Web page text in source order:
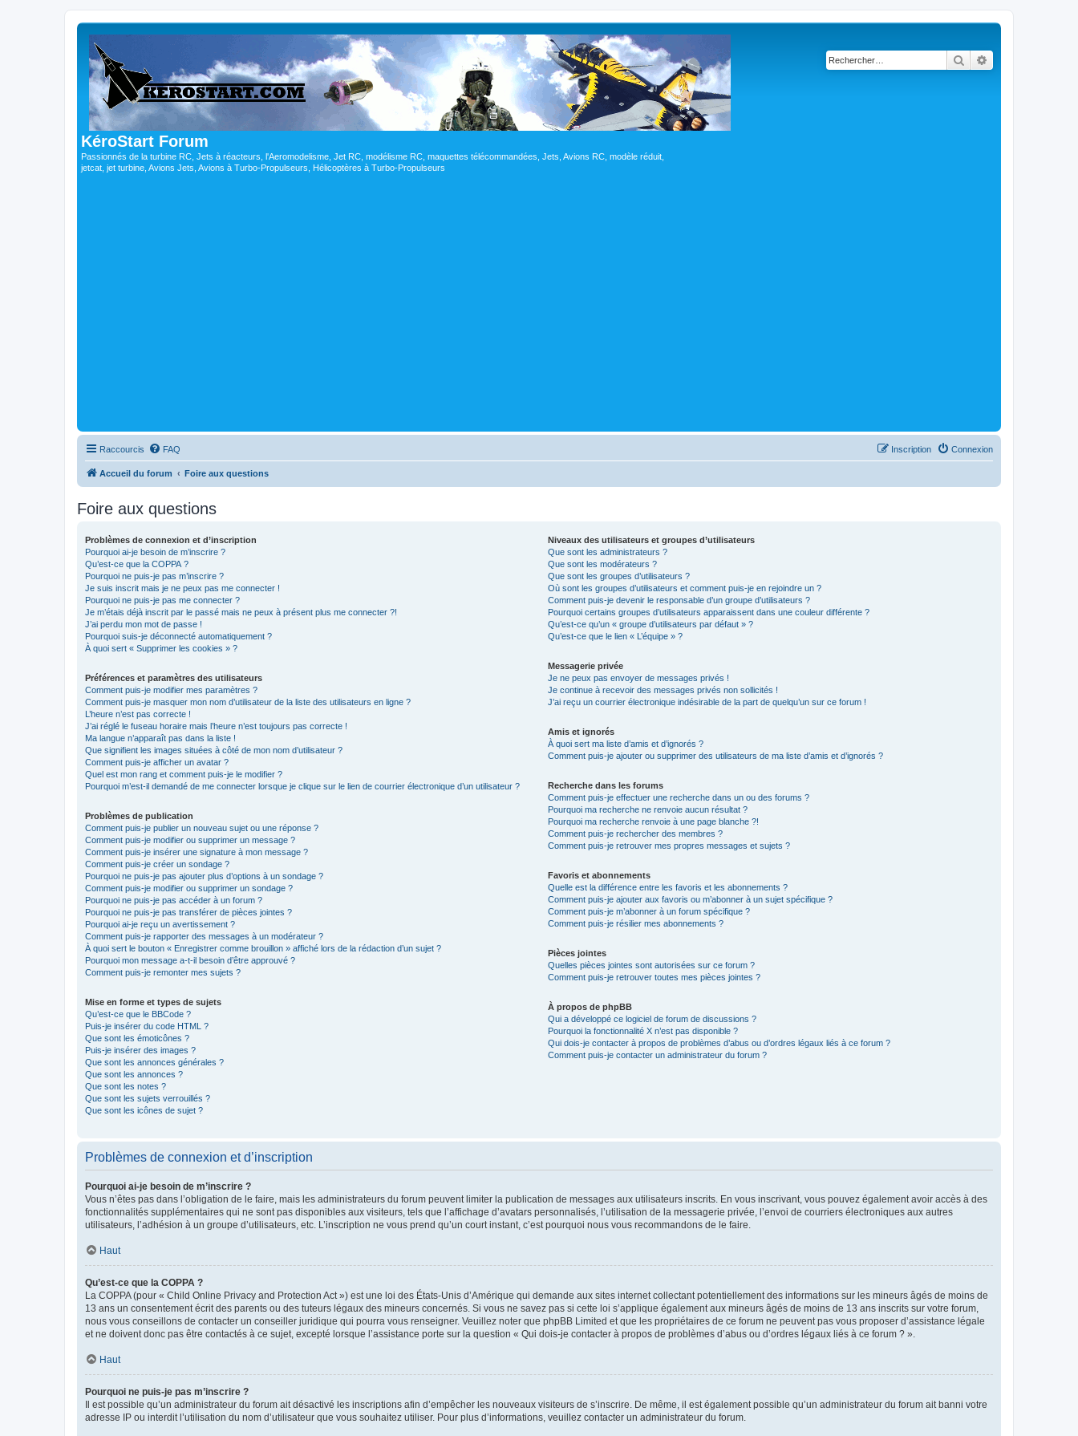
KéroStart Forum
Passionnés de la turbine RC, Jets à réacteurs, l'Aeromodelisme, Jet RC, modélisme RC, maquettes télécommandées, Jets, Avions RC, modèle réduit,
jetcat, jet turbine, Avions Jets, Avions à Turbo-Propulseurs, Hélicoptères à Turbo-Propulseurs
Rechercher
Raccourcis FAQ Connexion
Inscription
Accueil du forum Foire aux questions
Foire aux questions
Problèmes de connexion et d’inscription
Pourquoi ai-je besoin de m’inscrire ?
Qu’est-ce que la COPPA ?
Pourquoi ne puis-je pas m’inscrire ?
Je suis inscrit mais je ne peux pas me connecter !
Pourquoi ne puis-je pas me connecter ?
Je m’étais déjà inscrit par le passé mais ne peux à présent plus me connecter ?!
J’ai perdu mon mot de passe !
Pourquoi suis-je déconnecté automatiquement ?
À quoi sert « Supprimer les cookies » ?
Préférences et paramètres des utilisateurs
Comment puis-je modifier mes paramètres ?
Comment puis-je masquer mon nom d’utilisateur de la liste des utilisateurs en ligne ?
L’heure n’est pas correcte !
J’ai réglé le fuseau horaire mais l’heure n’est toujours pas correcte !
Ma langue n’apparaît pas dans la liste !
Que signifient les images situées à côté de mon nom d’utilisateur ?
Comment puis-je afficher un avatar ?
Quel est mon rang et comment puis-je le modifier ?
Pourquoi m’est-il demandé de me connecter lorsque je clique sur le lien de courrier électronique d’un utilisateur ?
Problèmes de publication
Comment puis-je publier un nouveau sujet ou une réponse ?
Comment puis-je modifier ou supprimer un message ?
Comment puis-je insérer une signature à mon message ?
Comment puis-je créer un sondage ?
Pourquoi ne puis-je pas ajouter plus d’options à un sondage ?
Comment puis-je modifier ou supprimer un sondage ?
Pourquoi ne puis-je pas accéder à un forum ?
Pourquoi ne puis-je pas transférer de pièces jointes ?
Pourquoi ai-je reçu un avertissement ?
Comment puis-je rapporter des messages à un modérateur ?
À quoi sert le bouton « Enregistrer comme brouillon » affiché lors de la rédaction d’un sujet ?
Pourquoi mon message a-t-il besoin d’être approuvé ?
Comment puis-je remonter mes sujets ?
Mise en forme et types de sujets
Qu’est-ce que le BBCode ?
Puis-je insérer du code HTML ?
Que sont les émoticônes ?
Puis-je insérer des images ?
Que sont les annonces générales ?
Que sont les annonces ?
Que sont les notes ?
Que sont les sujets verrouillés ?
Que sont les icônes de sujet ?
Niveaux des utilisateurs et groupes d’utilisateurs
Que sont les administrateurs ?
Que sont les modérateurs ?
Que sont les groupes d’utilisateurs ?
Où sont les groupes d’utilisateurs et comment puis-je en rejoindre un ?
Comment puis-je devenir le responsable d’un groupe d’utilisateurs ?
Pourquoi certains groupes d’utilisateurs apparaissent dans une couleur différente ?
Qu’est-ce qu’un « groupe d’utilisateurs par défaut » ?
Qu’est-ce que le lien « L’équipe » ?
Messagerie privée
Je ne peux pas envoyer de messages privés !
Je continue à recevoir des messages privés non sollicités !
J’ai reçu un courrier électronique indésirable de la part de quelqu’un sur ce forum !
Amis et ignorés
À quoi sert ma liste d’amis et d’ignorés ?
Comment puis-je ajouter ou supprimer des utilisateurs de ma liste d’amis et d’ignorés ?
Recherche dans les forums
Comment puis-je effectuer une recherche dans un ou des forums ?
Pourquoi ma recherche ne renvoie aucun résultat ?
Pourquoi ma recherche renvoie à une page blanche ?!
Comment puis-je rechercher des membres ?
Comment puis-je retrouver mes propres messages et sujets ?
Favoris et abonnements
Quelle est la différence entre les favoris et les abonnements ?
Comment puis-je ajouter aux favoris ou m’abonner à un sujet spécifique ?
Comment puis-je m’abonner à un forum spécifique ?
Comment puis-je résilier mes abonnements ?
Pièces jointes
Quelles pièces jointes sont autorisées sur ce forum ?
Comment puis-je retrouver toutes mes pièces jointes ?
À propos de phpBB
Qui a développé ce logiciel de forum de discussions ?
Pourquoi la fonctionnalité X n’est pas disponible ?
Qui dois-je contacter à propos de problèmes d’abus ou d’ordres légaux liés à ce forum ?
Comment puis-je contacter un administrateur du forum ?
Problèmes de connexion et d’inscription
Pourquoi ai-je besoin de m’inscrire ?
Vous n’êtes pas dans l’obligation de le faire, mais les administrateurs du forum peuvent limiter la publication de messages aux utilisateurs inscrits. En vous inscrivant, vous pouvez également avoir accès à des
fonctionnalités supplémentaires qui ne sont pas disponibles aux visiteurs, tels que l’affichage d’avatars personnalisés, l’utilisation de la messagerie privée, l’envoi de courriers électroniques aux autres
utilisateurs, l’adhésion à un groupe d’utilisateurs, etc. L’inscription ne vous prend qu’un court instant, c’est pourquoi nous vous recommandons de le faire.
Haut
Qu’est-ce que la COPPA ?
La COPPA (pour « Child Online Privacy and Protection Act ») est une loi des États-Unis d’Amérique qui demande aux sites internet collectant potentiellement des informations sur les mineurs âgés de moins de
13 ans un consentement écrit des parents ou des tuteurs légaux des mineurs concernés. Si vous ne savez pas si cette loi s’applique également aux mineurs âgés de moins de 13 ans inscrits sur votre forum,
nous vous conseillons de contacter un conseiller juridique qui pourra vous renseigner. Veuillez noter que phpBB Limited et que les propriétaires de ce forum ne peuvent pas vous proposer d’assistance légale
et ne doivent donc pas être contactés à ce sujet, excepté lorsque l’assistance porte sur la question « Qui dois-je contacter à propos de problèmes d’abus ou d’ordres légaux liés à ce forum ? ».
Haut
Pourquoi ne puis-je pas m’inscrire ?
Il est possible qu’un administrateur du forum ait désactivé les inscriptions afin d’empêcher les nouveaux visiteurs de s’inscrire. De même, il est également possible qu’un administrateur du forum ait banni votre
adresse IP ou interdit l’utilisation du nom d’utilisateur que vous souhaitez utiliser. Pour plus d’informations, veuillez contacter un administrateur du forum.